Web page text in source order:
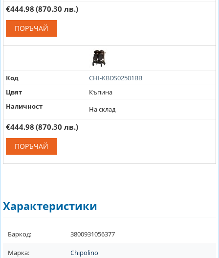
€444.98 (870.30 лв.)
ПОРЪЧАЙ
Код
CHI-KBDS02501BB
Цвят
Къпина
Наличност
На склад
€444.98 (870.30 лв.)
ПОРЪЧАЙ
Характеристики
Баркод: 3800931056377
Марка: Chipolino